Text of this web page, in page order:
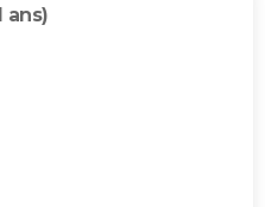
ans)